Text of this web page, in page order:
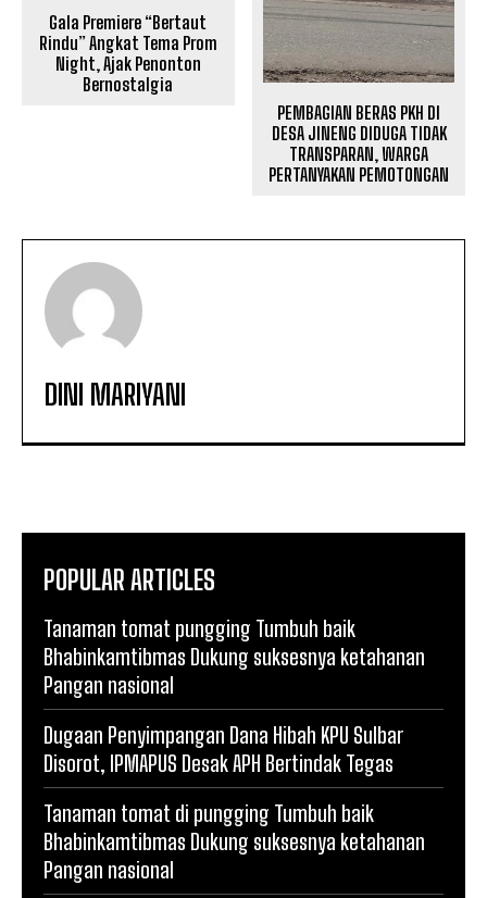
Gala Premiere “Bertaut
Rindu” Angkat Tema Prom
Night, Ajak Penonton
Bernostalgia
PEMBAGIAN BERAS PKH DI
DESA JINENG DIDUGA TIDAK
TRANSPARAN, WARGA
PERTANYAKAN PEMOTONGAN
DINI MARIYANI
POPULAR ARTICLES
Tanaman tomat pungging Tumbuh baik
Bhabinkamtibmas Dukung suksesnya ketahanan
Pangan nasional
Dugaan Penyimpangan Dana Hibah KPU Sulbar
Disorot, IPMAPUS Desak APH Bertindak Tegas
Tanaman tomat di pungging Tumbuh baik
Bhabinkamtibmas Dukung suksesnya ketahanan
Pangan nasional